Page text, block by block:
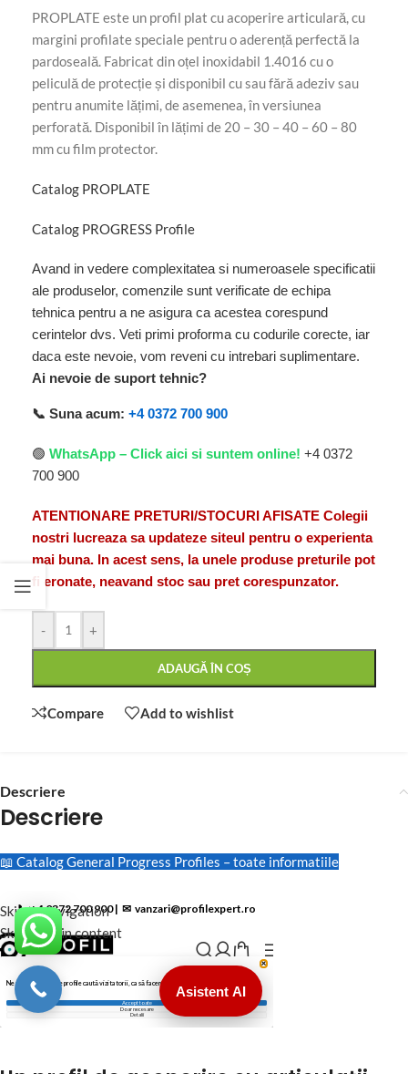
PROPLATE este un profil plat cu acoperire articulară, cu
margini profilate speciale pentru o aderență perfectă la
pardoseală. Fabricat din oțel inoxidabil 1.4016 cu o
peliculă de protecție și disponibil cu sau fără adeziv sau
pentru anumite lățimi, de asemenea, în versiunea
perforată. Disponibil în lățimi de 20 – 30 – 40 – 60 – 80
mm cu film protector.
Catalog PROPLATE
Catalog PROGRESS Profile
Avand in vedere complexitatea si numeroasele specificatii
ale produselor, comenzile sunt verificate de echipa
tehnica pentru a ne asigura ca acestea corespund
cerintelor dvs. Veti primi proforma cu codurile corecte, iar
daca este nevoie, vom reveni cu intrebari suplimentare.
Ai nevoie de suport tehnic?
📞 Suna acum: +4 0372 700 900
🟢 WhatsApp – Click aici si suntem online! +4 0372
700 900
ATENTIONARE PRETURI/STOCURI AFISATE Colegii
nostri lucreaza sa updateze siteul pentru o experienta
mai buna. In acest sens, la unele produse preturile pot
fi eronate, neavand stoc sau pret corespunzator.
- +
ADAUGĂ ÎN COȘ
Compare Add to wishlist
Descriere
Descriere
📖 Catalog General Progress Profiles – toate informatiile